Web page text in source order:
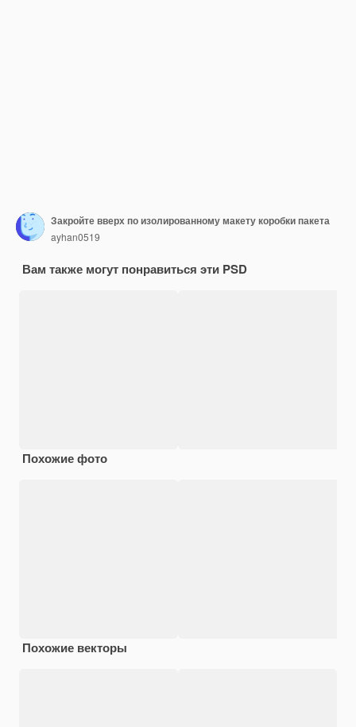
Закройте вверх по изолированному макету коробки пакета
ayhan0519
Вам также могут понравиться эти PSD
Похожие фото
Похожие векторы